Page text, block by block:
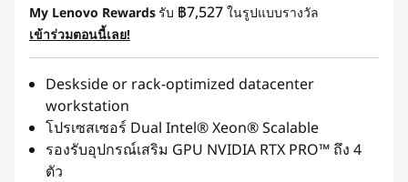
My Lenovo Rewardsรับ ฿7,527 ในรูปแบบรางวัล
เข้าร่วมตอนนี้เลย!
Deskside or rack-optimized datacenter
workstation
โปรเซสเซอร์ Dual Intel® Xeon® Scalable
รองรับอุปกรณ์เสริม GPU NVIDIA RTX PRO™ ถึง 4
ตัว